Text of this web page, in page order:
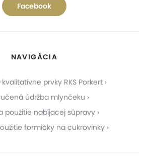
Facebook
NAVIGÁCIA
prvky RKS Porkert
údržba mlynčeku
použitie nabíjacej súpravy
formičky na cukrovinky